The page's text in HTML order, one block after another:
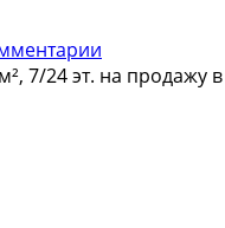
7/24 эт. на продажу